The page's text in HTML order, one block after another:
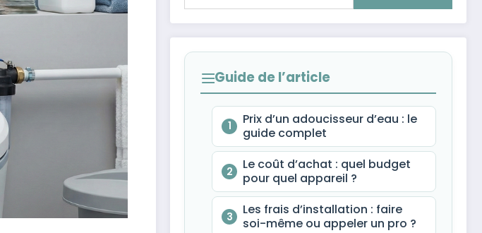
Guide de l’article
1
Prix d’un adoucisseur d’eau : le
guide complet
2
Le coût d’achat : quel budget
pour quel appareil ?
3
Les frais d’installation : faire
soi-même ou appeler un pro ?